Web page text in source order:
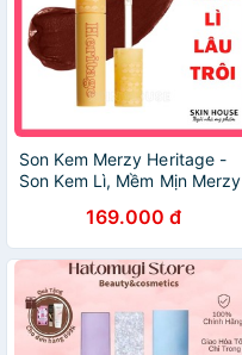
Son Kem Merzy Heritage -
Son Kem Lì, Mềm Mịn Merzy
169.000 đ